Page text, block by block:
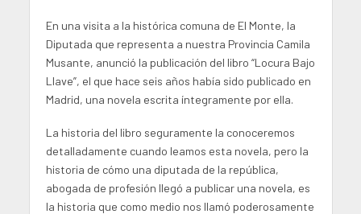
En una visita a la histórica comuna de El Monte, la
Diputada que representa a nuestra Provincia Camila
Musante, anunció la publicación del libro “Locura Bajo
Llave”, el que hace seis años había sido publicado en
Madrid, una novela escrita íntegramente por ella.
La historia del libro seguramente la conoceremos
detalladamente cuando leamos esta novela, pero la
historia de cómo una diputada de la república,
abogada de profesión llegó a publicar una novela, es
la historia que como medio nos llamó poderosamente